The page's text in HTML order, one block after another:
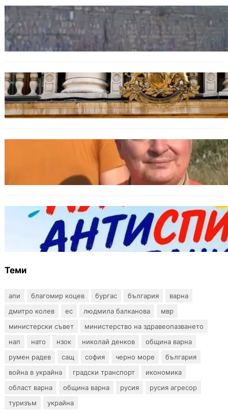
БЪЛГАРИЯ
Ограничават движението по улица
„Вълноломна“ във Варна
БЪЛГАРИЯ
Дрон навлезе в България край границата с
Румъния
МЗХ: Ловните билети ще могат да се
издават онлайн
БЪЛГАРИЯ
Варна предлага безплатни и анонимни
тестове за ХИВ и други инфекции през
август
Теми
апи благомир коцев бургас българия
варна
дмитро колев
ес людмила балканова
мвр
министерски съвет
министерство на здравеопазването
нап
нато нзок николай денков
община варна
румен радев
сащ софия черно море
българия
война в украйна
градски транспорт
икономика
област варна
община варна русия
русия агресор
туризъм
украйна